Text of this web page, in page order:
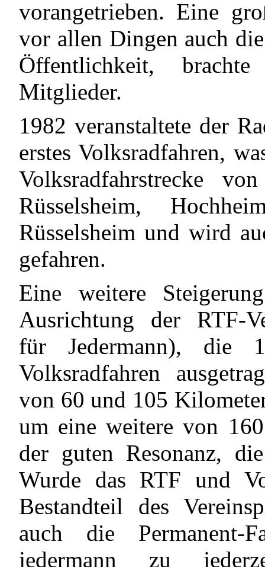
vorangetrieben. Eine
vor allen Dingen auch
Öffentlichkeit,
Mitglieder.
1982 veranstaltete der
erstes Volksradfahren,
Volksradfahrstrecke
Rüsselsheim,
Rüsselsheim und wird
gefahren.
Eine weitere
Ausrichtung der RTF-
für Jedermann), die
Volksradfahren
von 60 und 105
um eine weitere von
der guten Resonanz,
Wurde das RTF und
Bestandteil des
auch die Permanent-
jedermann zu